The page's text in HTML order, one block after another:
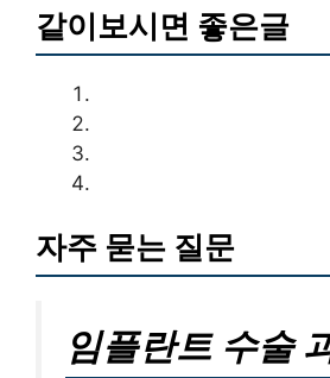
같이보시면 좋은글
자주 묻는 질문
임플란트 수술